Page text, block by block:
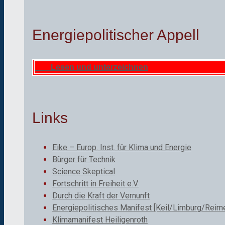
Energiepolitischer Appell
Lesen und unterzeichnen
Links
Eike – Europ. Inst. für Klima und Energie
Bürger für Technik
Science Skeptical
Fortschritt in Freiheit e.V.
Durch die Kraft der Vernunft
Energiepolitisches Manifest [Keil/Limburg/
Klimamanifest Heiligenroth